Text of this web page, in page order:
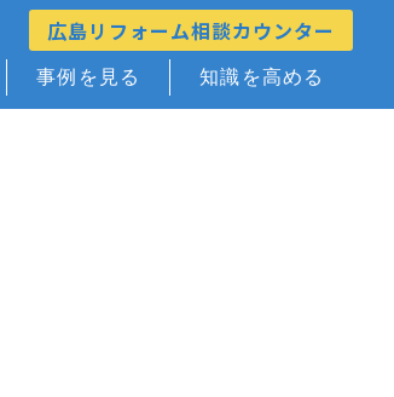
事例を見る 知識を高める
広島リフォーム相談カウンター